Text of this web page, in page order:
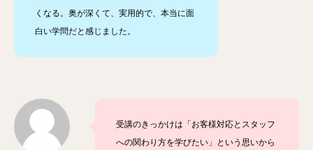
くなる。奥が深くて、実用的で、本当に面
白い学問だと感じました。
受講のきっかけは「お客様対応とスタッフ
への関わり方を学びたい」という思いから